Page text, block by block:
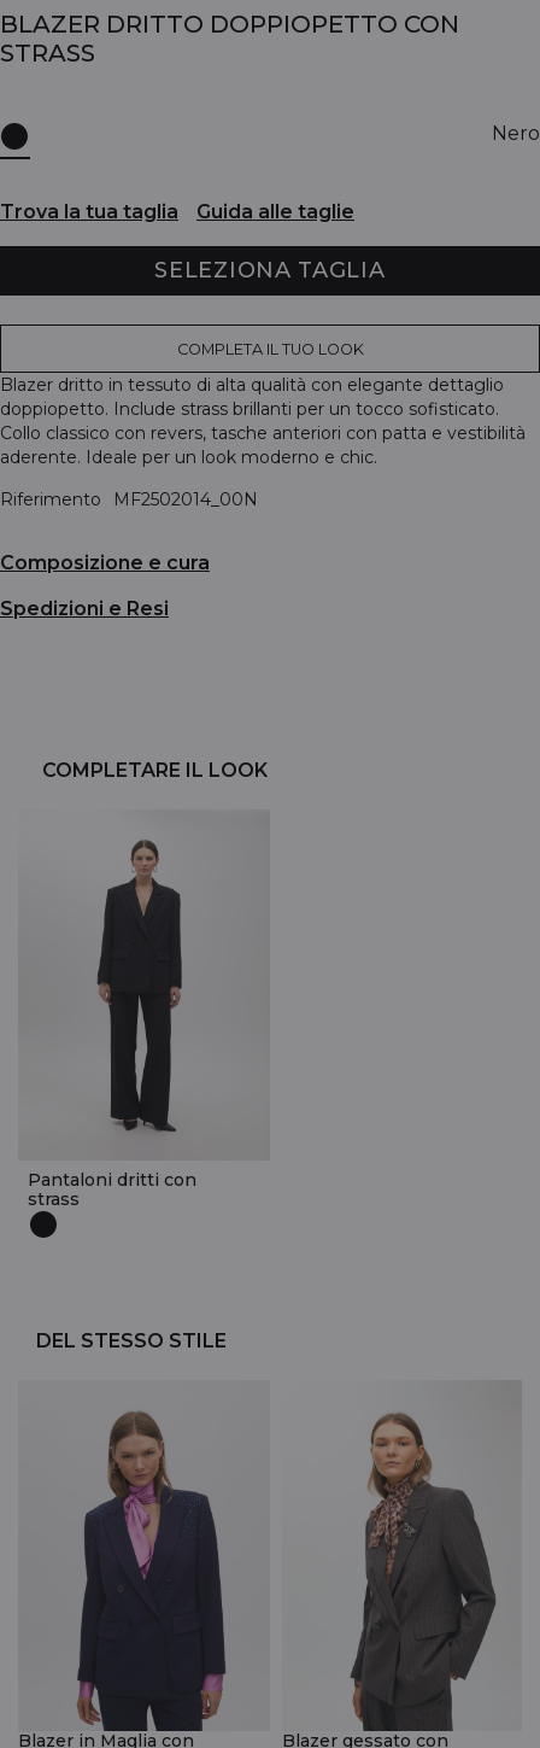
BLAZER DRITTO DOPPIOPETTO CON
STRASS
Nero
Trova la tua taglia Guida alle taglie
SELEZIONA TAGLIA
COMPLETA IL TUO LOOK
Blazer dritto in tessuto di alta qualità con elegante dettaglio
doppiopetto. Include strass brillanti per un tocco sofisticato.
Collo classico con revers, tasche anteriori con patta e vestibilità
aderente. Ideale per un look moderno e chic.
Riferimento
MF2502014_00N
Composizione e cura
Spedizioni e Resi
COMPLETARE IL LOOK
Pantaloni dritti con
strass
DEL STESSO STILE
Blazer in Maglia con Blazer gessato con